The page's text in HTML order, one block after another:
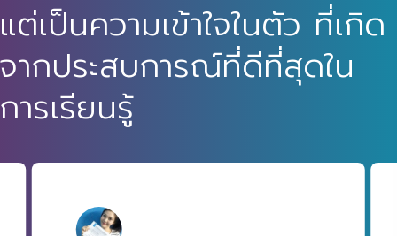
ต่เป็นความเข้าใจในตัว ที่เกิด
ากประสบการณ์ที่ดีที่สุดใน
ารเรียนรู้